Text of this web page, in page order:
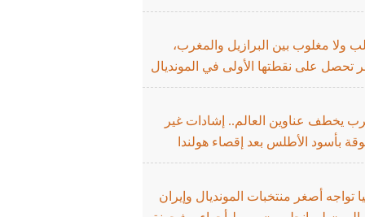
ولا مغلوب بين البرازيل والمغرب،
تحصل على نقطتها الأولى في المونديال
يخطف عناوين العالم.. إشادات غير
بأسود الأطلس بعد إقصاء هولندا
تواجه أصغر منتخبات المونديال وإيران